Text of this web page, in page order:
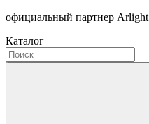
официальный партнер Arlight
Каталог